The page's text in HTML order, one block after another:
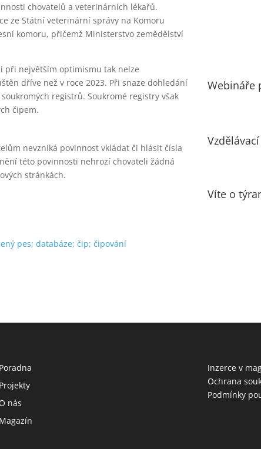
chovatelů a veterinárních lékařů.
ze Státní veterinární správy na Komoru
komoru, přičemž Ministerstvo zemědělství
při největším optimismu tak nelze
dříve než v roce 2023. Při snaze dohledání
registrů. Soukromé registry však
čipem.
nevzniká povinnost vkládat či hlásit čísla
této povinnosti nehrozí chovateli žádná
stránkách.
pes; databáze; čip; čipování
Webináře
Víte o
Poradna
Projekty
O nás
Magazín
Inzerce v
Ochrana
Podmínky